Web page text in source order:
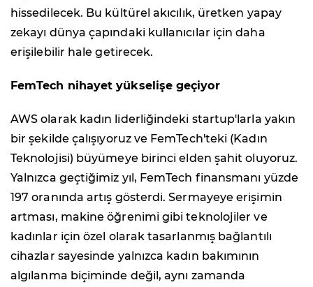
hissedilecek. Bu kültürel akıcılık, üretken yapay
zekayı dünya çapındaki kullanıcılar için daha
erişilebilir hale getirecek.
FemTech nihayet yükselişe geçiyor
AWS olarak kadın liderliğindeki startup'larla yakın
bir şekilde çalışıyoruz ve FemTech'teki (Kadın
Teknolojisi) büyümeye birinci elden şahit oluyoruz.
Yalnızca geçtiğimiz yıl, FemTech finansmanı yüzde
197 oranında artış gösterdi. Sermayeye erişimin
artması, makine öğrenimi gibi teknolojiler ve
kadınlar için özel olarak tasarlanmış bağlantılı
cihazlar sayesinde yalnızca kadın bakımının
algılanma biçiminde değil, aynı zamanda